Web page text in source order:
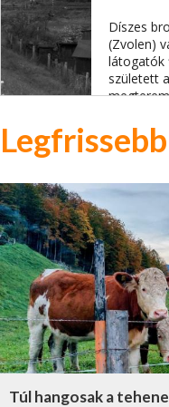
Díszes
(Zvolen)
látogatók
született
Túl hangosak a